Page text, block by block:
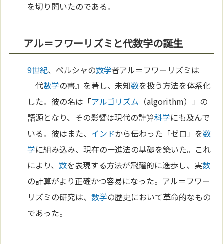
を切り開いたのである。
アル＝フワーリズミと代数学の誕生
9世紀、ペルシャの数学者アル＝フワーリズミは
『代数学の書』を著し、未知数を扱う方法を体系化
した。彼の名は「アルゴリズム （algorithm）」の
語源となり、その影響は現代の計算科学にも及んで
いる。彼はまた、 インドから伝わった「ゼロ」を数
学に組み込み、現在の十進法の基礎を築いた。これ
により、数を表現する方法が飛躍的に進歩し、実数
の計算がより正確かつ容易になった。アル＝フワー
リズミの研究は、数学の歴史において革命的なもの
であった。